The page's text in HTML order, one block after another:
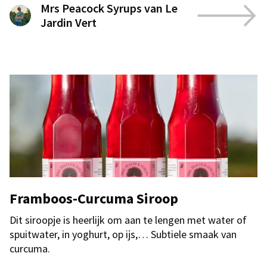
Mrs Peacock Syrups van Le
Jardin Vert
Framboos-Curcuma Siroop
Dit siroopje is heerlijk om aan te lengen met water of
spuitwater, in yoghurt, op ijs,… Subtiele smaak van
curcuma.